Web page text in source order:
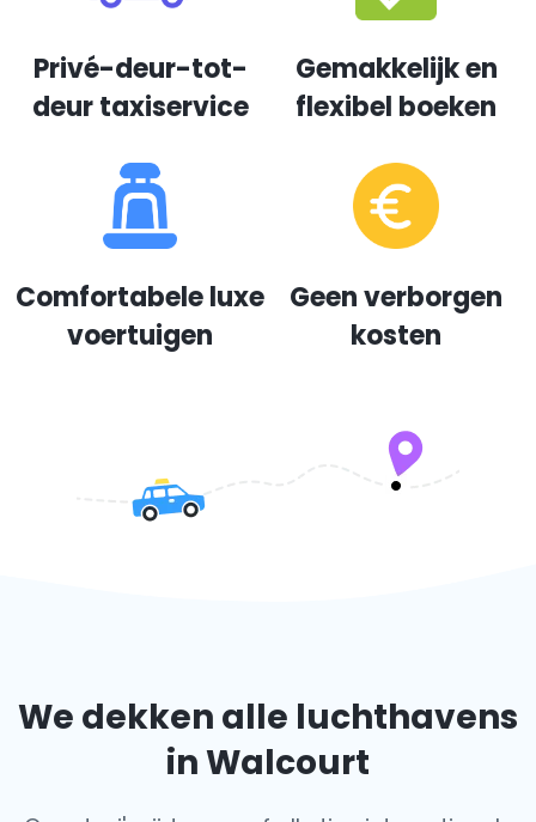
Privé-deur-tot-
deur taxiservice
Gemakkelijk en
flexibel boeken
Comfortabele luxe
voertuigen
Geen verborgen
kosten
We dekken alle luchthavens
in Walcourt